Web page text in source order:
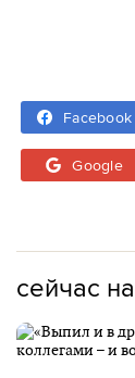
Facebook
Google
сейчас